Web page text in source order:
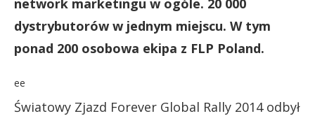
network marketingu w ogóle. 20 000
dystrybutorów w jednym miejscu. W tym
ponad 200 osobowa ekipa z FLP Poland.
ee
Światowy Zjazd Forever Global Rally 2014 odbył